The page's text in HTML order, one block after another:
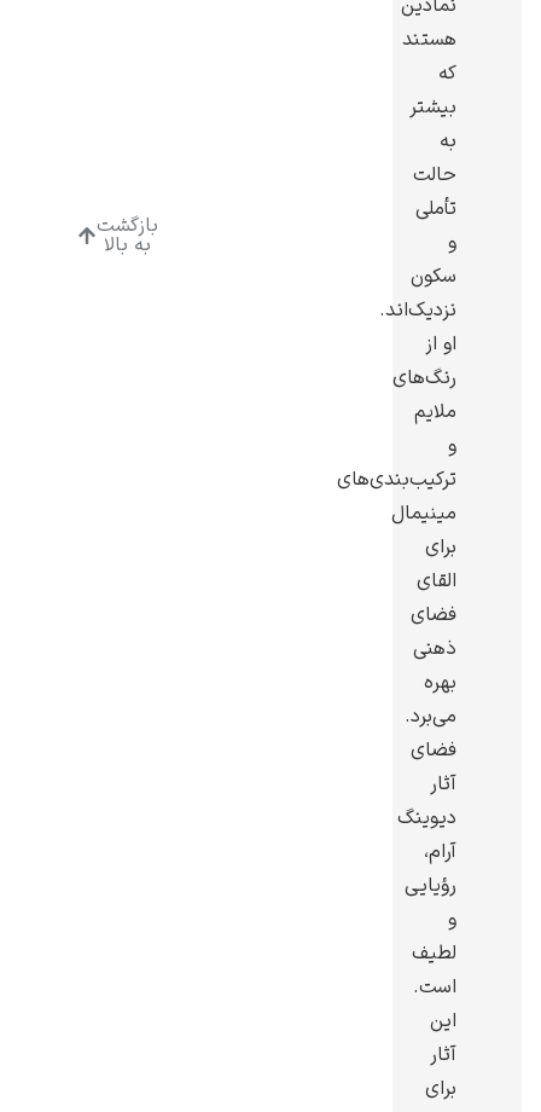
نمادین
هستند
که
بیشتر
به
حالت
تأملی
و
سکون
نزدیک‌اند.
او از
رنگ‌های
ملایم
و
ترکیب‌بندی‌های
مینیمال
برای
القای
فضای
ذهنی
بهره
می‌برد.
فضای
آثار
دیوینگ
آرام،
رؤیایی
و
لطیف
است.
این
آثار
برای
بازگشت
به بالا